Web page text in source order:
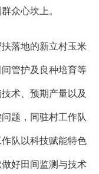
众心坎上。
落地的新立村玉米
管护及良种培育等
术、预期产量以及
题，同驻村工作队
队以科技赋能特色
好田间监测与技术